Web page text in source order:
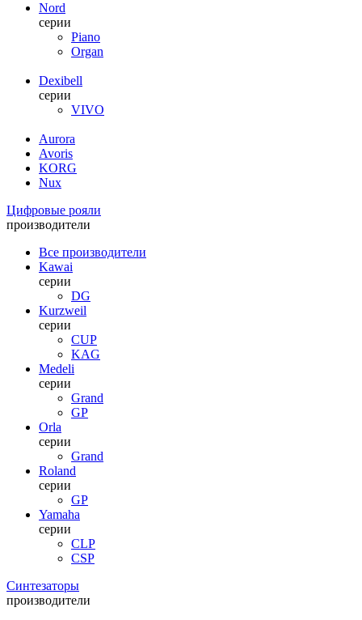
Nord
серии
Piano
Organ
Dexibell
серии
VIVO
Aurora
Avoris
KORG
Nux
Цифровые рояли
производители
Все производители
Kawai
серии
DG
Kurzweil
серии
CUP
KAG
Medeli
серии
Grand
GP
Orla
серии
Grand
Roland
серии
GP
Yamaha
серии
CLP
CSP
Синтезаторы
производители